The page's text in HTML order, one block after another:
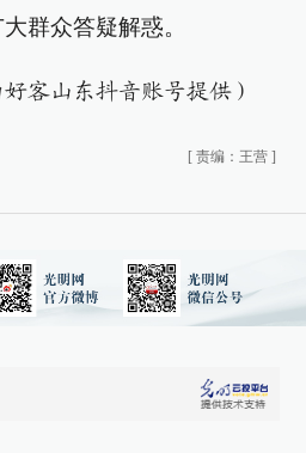
群众答疑解惑。
客山东抖音账号提供）
[ 责编：王营 ]